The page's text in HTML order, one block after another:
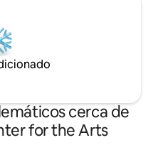
cerca de
for the Arts